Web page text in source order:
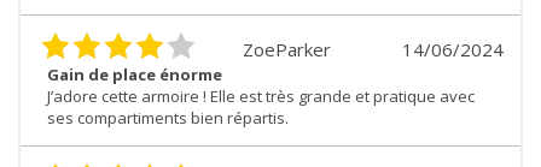
14/06/2024
ZoeParker
Gain de place énorme
J’adore cette armoire ! Elle est très grande et pratique avec
ses compartiments bien répartis.